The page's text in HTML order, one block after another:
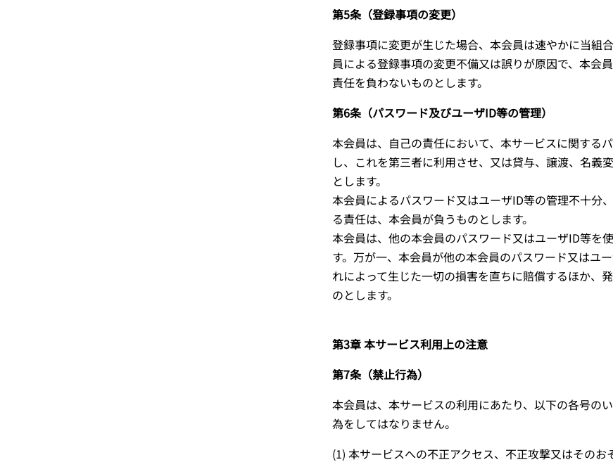
第5条（登録事項の変更）
登録事項に変更が生じた場合、本会員は速やかに当組
員による登録事項の変更不備又は誤りが原因で、本会
責任を負わないものとします。
第6条（パスワード及びユーザID等の管理）
本会員は、自己の責任において、本サービスに関する
し、これを第三者に利用させ、又は貸与、譲渡、名義
とします。
本会員によるパスワード又はユーザID等の管理不十分
る責任は、本会員が負うものとします。
本会員は、他の本会員のパスワード又はユーザID等を
す。万が一、本会員が他の本会員のパスワード又はユ
れによって生じた一切の損害を直ちに賠償するほか、
のとします。
第3章 本サービス利用上の注意
第7条（禁止行為）
本会員は、本サービスの利用にあたり、以下の各号の
為をしてはなりません。
(1) 本サービスへの不正アクセス、不正攻撃又はそのお